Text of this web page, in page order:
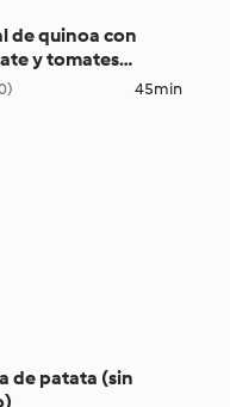
de quinoa con
y tomates
45min
de patata (sin